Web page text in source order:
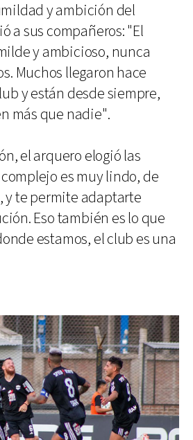
y ambición del
a sus compañeros: "El
y ambicioso, nunca
Muchos llegaron hace
y están desde siempre,
más que nadie".
el arquero elogió las
es muy lindo, de
y te permite adaptarte
Eso también es lo que
estamos, el club es una